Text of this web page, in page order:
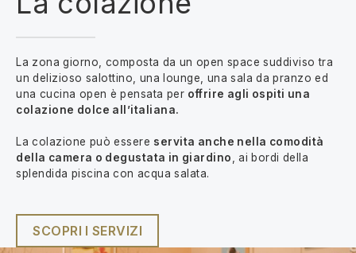
La zona giorno, composta da un open space suddiviso tra
un delizioso salottino, una lounge, una sala da pranzo ed
una cucina open è pensata per offrire agli ospiti una
colazione dolce all’italiana.
La colazione può essere servita anche nella comodità
della camera o degustata in giardino, ai bordi della
splendida piscina con acqua salata.
SCOPRI I SERVIZI